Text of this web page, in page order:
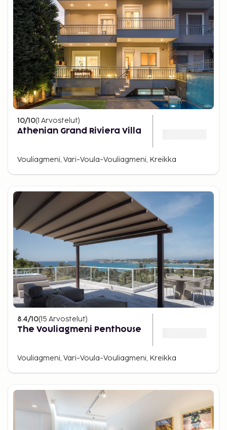
10/10(1 Arvostelut)
Athenian Grand Riviera Villa
Vouliagmeni, Vari-Voula-Vouliagmeni, Kreikka
8.4/10(15 Arvostelut)
The Vouliagmeni Penthouse
Vouliagmeni, Vari-Voula-Vouliagmeni, Kreikka